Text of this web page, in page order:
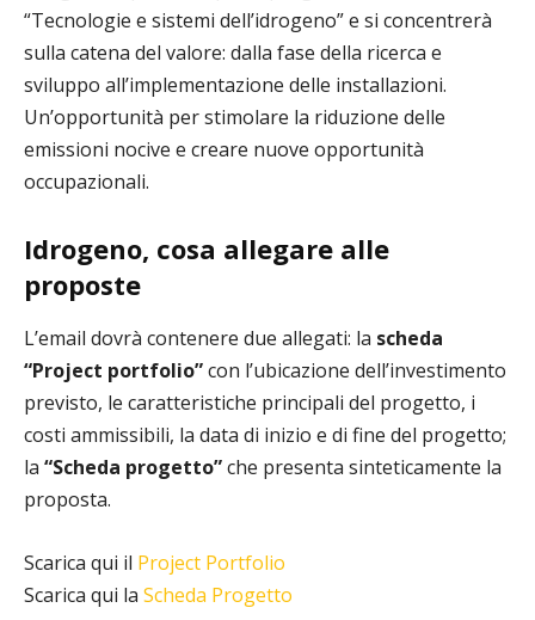
“Tecnologie e sistemi dell’idrogeno” e si concentrerà
sulla catena del valore: dalla fase della ricerca e
sviluppo all’implementazione delle installazioni.
Un’opportunità per stimolare la riduzione delle
emissioni nocive e creare nuove opportunità
occupazionali.
Idrogeno, cosa allegare alle
proposte
L’email dovrà contenere due allegati: la scheda
“Project portfolio”con l’ubicazione dell’investimento
previsto, le caratteristiche principali del progetto, i
costi ammissibili, la data di inizio e di fine del progetto;
la “Scheda progetto”che presenta sinteticamente la
proposta.
Scarica qui il Project Portfolio
Scarica qui la Scheda Progetto